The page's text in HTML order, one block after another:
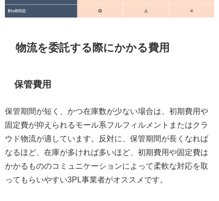
物流を委託する際にかかる費用
保管費用
保管期間が短く、かつ在庫数が少ない場合は、初期費用や
固定費が抑えられるモール系フルフィルメントまたはクラ
ウド物流が適しています。反対に、保管期間が長くなれば
なるほど、在庫が多ければ多いほど、初期費用や固定費は
かかるもののコミュニケーションによって柔軟な対応を取
ってもらいやすい3PL事業者がオススメです。